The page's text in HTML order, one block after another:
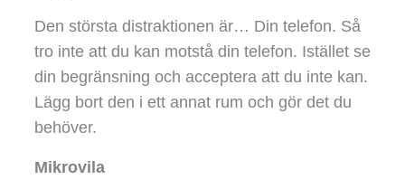
Den största distraktionen är… Din telefon. Så
tro inte att du kan motstå din telefon. Istället se
din begränsning och acceptera att du inte kan.
Lägg bort den i ett annat rum och gör det du
behöver.
Mikrovila